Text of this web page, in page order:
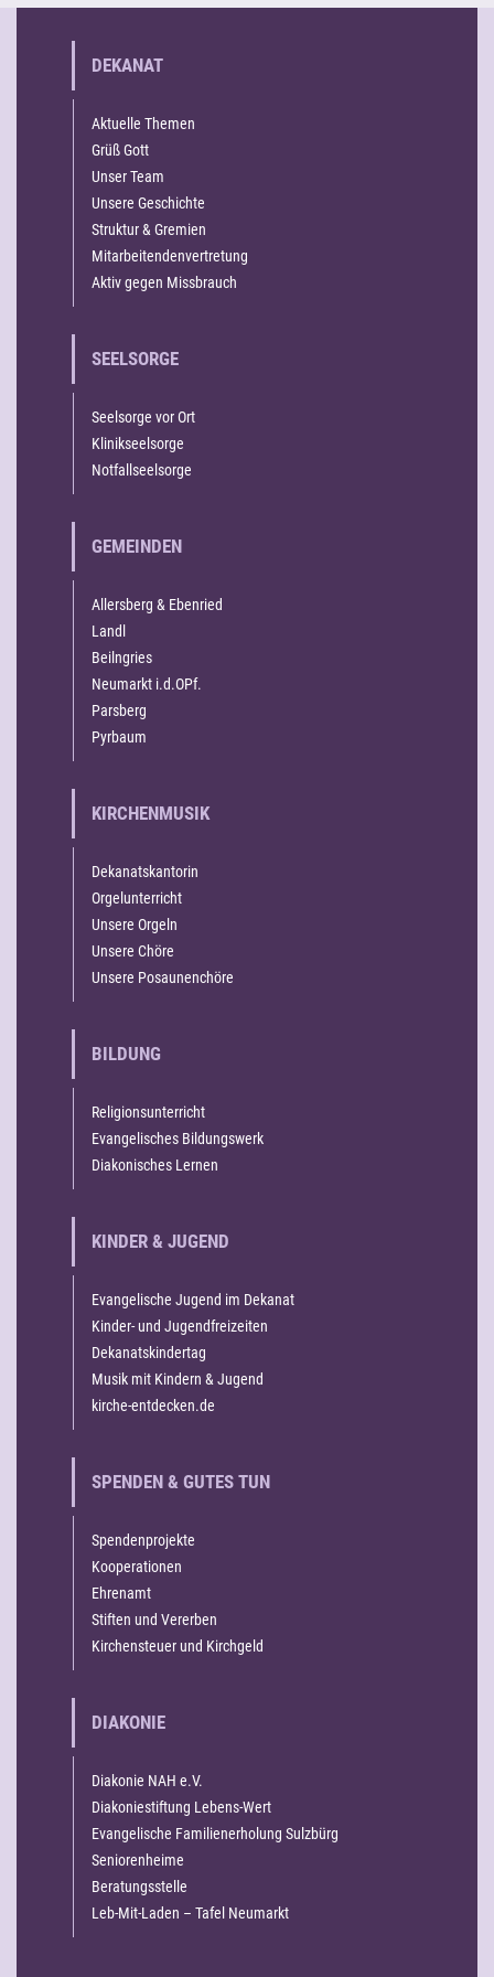
DEKANAT
Aktuelle Themen
Grüß Gott
Unser Team
Unsere Geschichte
Struktur & Gremien
Mitarbeitendenvertretung
Aktiv gegen Missbrauch
SEELSORGE
Seelsorge vor Ort
Klinikseelsorge
Notfallseelsorge
GEMEINDEN
Allersberg & Ebenried
Landl
Beilngries
Neumarkt i.d.OPf.
Parsberg
Pyrbaum
KIRCHENMUSIK
Dekanatskantorin
Orgelunterricht
Unsere Orgeln
Unsere Chöre
Unsere Posaunenchöre
BILDUNG
Religionsunterricht
Evangelisches Bildungswerk
Diakonisches Lernen
KINDER & JUGEND
Evangelische Jugend im Dekanat
Kinder- und Jugendfreizeiten
Dekanatskindertag
Musik mit Kindern & Jugend
kirche-entdecken.de
SPENDEN & GUTES TUN
Spendenprojekte
Kooperationen
Ehrenamt
Stiften und Vererben
Kirchensteuer und Kirchgeld
DIAKONIE
Diakonie NAH e.V.
Diakoniestiftung Lebens-Wert
Evangelische Familienerholung Sulzbürg
Seniorenheime
Beratungsstelle
Leb-Mit-Laden – Tafel Neumarkt